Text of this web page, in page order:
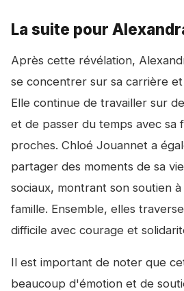
La suite pour
Après cette révélation,
se concentrer sur sa carrière
Elle continue de travailler sur
et de passer du temps avec sa
proches. Chloé Jouannet a
partager des moments de sa
sociaux, montrant son soutien
famille. Ensemble, elles
difficile avec courage et
Il est important de noter que
beaucoup d'émotion et de